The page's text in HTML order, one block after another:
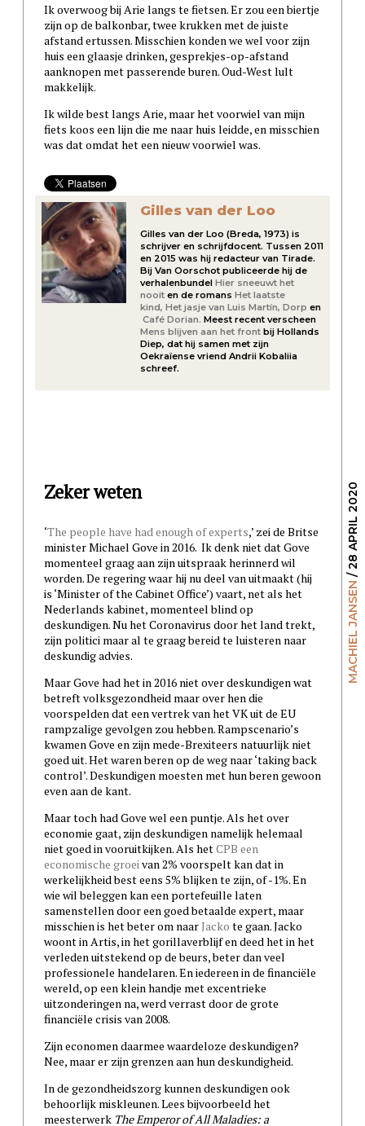
Ik overwoog bij Arie langs te fietsen. Er zou een biertje
zijn op de balkonbar, twee krukken met de juiste
afstand ertussen. Misschien konden we wel voor zijn
huis een glaasje drinken, gesprekjes-op-afstand
aanknopen met passerende buren. Oud-West lult
makkelijk.
Ik wilde best langs Arie, maar het voorwiel van mijn
fiets koos een lijn die me naar huis leidde, en misschien
was dat omdat het een nieuw voorwiel was.
Gilles van der Loo
Gilles van der Loo (Breda, 1973) is
schrijver en schrijfdocent. Tussen 2011
en 2015 was hij redacteur van Tirade.
Bij Van Oorschot publiceerde hij de
verhalenbundelHier sneeuwt het
nooit en de romansHet laatste
kind, Het jasje van Luis Martín, Dorp en
Café Dorian. Meest recent verscheen
Mens blijven aan het front bij Hollands
Diep, dat hij samen met zijn
Oekraïense vriend Andrii Kobaliia
schreef.
MACHIEL JANSEN
/ 28 APRIL 2020
Zeker weten
‘The people have had enough of experts,’ zei de Britse
minister Michael Gove in 2016. Ik denk niet dat Gove
momenteel graag aan zijn uitspraak herinnerd wil
worden. De regering waar hij nu deel van uitmaakt (hij
is ‘Minister of the Cabinet Office’) vaart, net als het
Nederlands kabinet, momenteel blind op
deskundigen. Nu het Coronavirus door het land trekt,
zijn politici maar al te graag bereid te luisteren naar
deskundig advies.
Maar Gove had het in 2016 niet over deskundigen wat
betreft volksgezondheid maar over hen die
voorspelden dat een vertrek van het VK uit de EU
rampzalige gevolgen zou hebben. Rampscenario’s
kwamen Gove en zijn mede-Brexiteers natuurlijk niet
goed uit. Het waren beren op de weg naar ‘taking back
control’. Deskundigen moesten met hun beren gewoon
even aan de kant.
Maar toch had Gove wel een puntje. Als het over
economie gaat, zijn deskundigen namelijk helemaal
niet goed in vooruitkijken. Als hetCPB een
economische groei van 2% voorspelt kan dat in
werkelijkheid best eens 5% blijken te zijn, of -1%. En
wie wil beleggen kan een portefeuille laten
samenstellen door een goed betaalde expert, maar
misschien is het beter om naarJacko te gaan. Jacko
woont in Artis, in het gorillaverblijf en deed het in het
verleden uitstekend op de beurs, beter dan veel
professionele handelaren. En iedereen in de financiële
wereld, op een klein handje met excentrieke
uitzonderingen na, werd verrast door de grote
financiële crisis van 2008.
Zijn economen daarmee waardeloze deskundigen?
Nee, maar er zijn grenzen aan hun deskundigheid.
In de gezondheidszorg kunnen deskundigen ook
behoorlijk miskleunen. Lees bijvoorbeeld het
meesterwerk The Emperor of All Maladies: a